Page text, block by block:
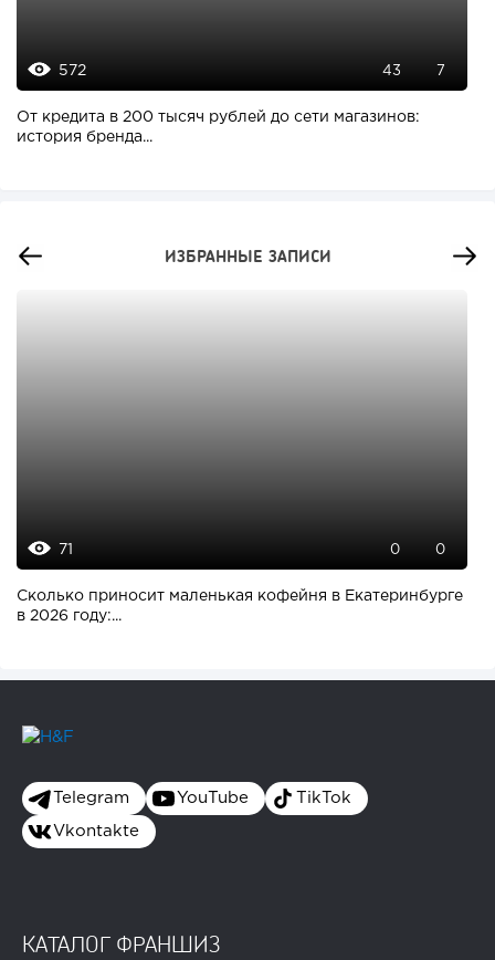
572 43 7
От кредита в 200 тысяч рублей до сети магазинов:
история бренда...
ИЗБРАННЫЕ ЗАПИСИ
71 0 0
Сколько приносит маленькая кофейня в Екатеринбурге
в 2026 году:...
Telegram YouTube TikTok
Vkontakte
КАТАЛОГ ФРАНШИЗ